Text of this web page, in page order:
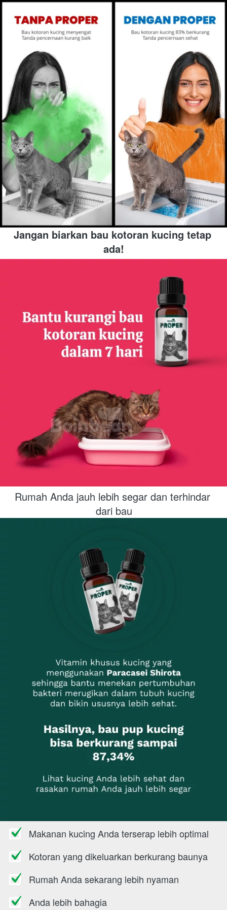
Jangan biarkan bau kotoran kucing tetap
ada!
Rumah Anda jauh lebih segar dan terhindar
dari bau
Makanan kucing Anda terserap lebih optimal
Kotoran yang dikeluarkan berkurang baunya
Rumah Anda sekarang lebih nyaman
Anda lebih bahagia